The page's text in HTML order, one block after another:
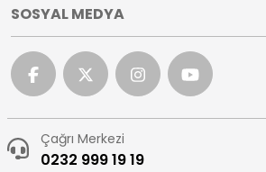
SOSYAL MEDYA
Çağrı Merkezi
0232 999 19 19